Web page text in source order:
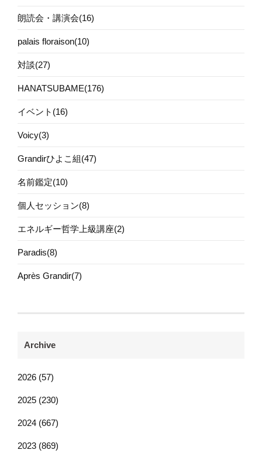
朗読会・講演会(16)
palais floraison(10)
対談(27)
HANATSUBAME(176)
イベント(16)
Voicy(3)
Grandirひよこ組(47)
名前鑑定(10)
個人セッション(8)
エネルギー哲学上級講座(2)
Paradis(8)
Après Grandir(7)
Archive
2026 (57)
2025 (230)
2024 (667)
2023 (869)